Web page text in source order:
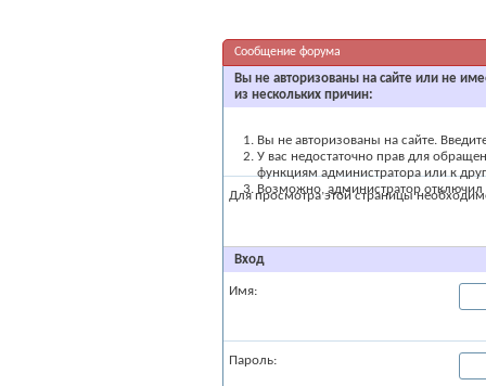
Сообщение форума
Вы не авторизованы на сайте или не
из нескольких причин:
Вы не авторизованы на сайте.
У вас недостаточно прав для
функциям администратора или к
Возможно, администратор отключил
Для просмотра этой страницы
Вход
Имя:
Пароль: